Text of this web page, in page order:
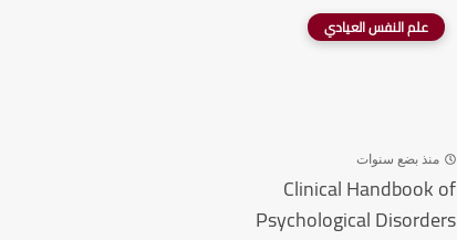
علم النفس العيادي
منذ بضع سنوات
Clinical Handbook of
Psychological Disorders